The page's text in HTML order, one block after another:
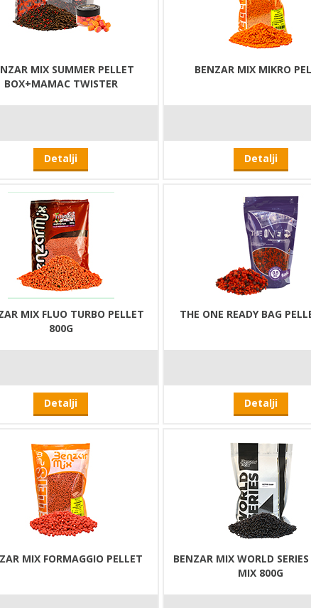
MIX SUMMER PELLET
BOX+MAMAC TWISTER
Detalji
BENZAR MIX MIKRO
Detalji
MIX FLUO TURBO PELLET
800G
Detalji
THE ONE READY BAG
Detalji
MIX FORMAGGIO PELLET
BENZAR MIX WORLD
MIX 800G